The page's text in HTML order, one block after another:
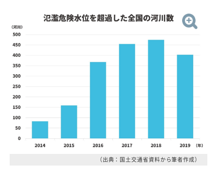
（出典：国土交通省資料から筆者作成）